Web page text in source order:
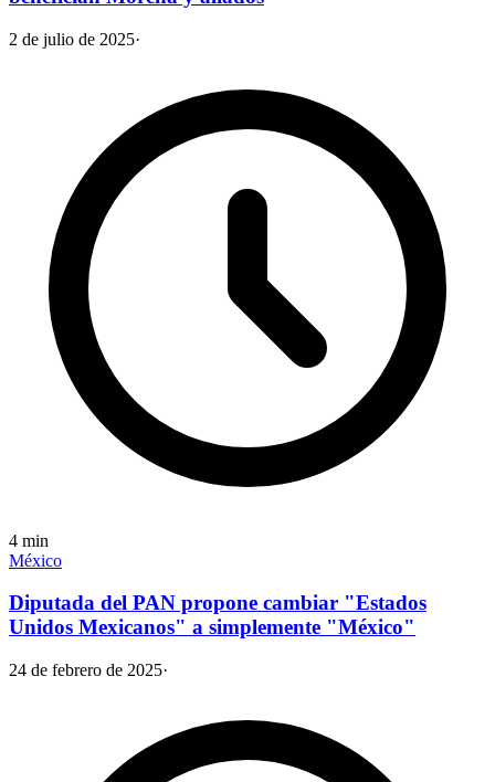
2 de julio de 2025·
4 min
México
Diputada del PAN propone cambiar "Estados
Unidos Mexicanos" a simplemente "México"
24 de febrero de 2025·